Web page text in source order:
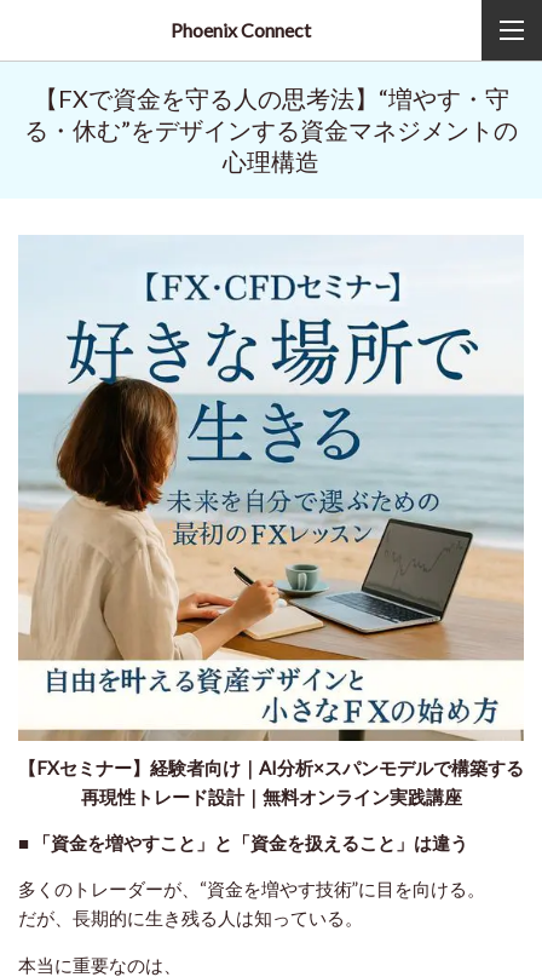
Phoenix Connect
【FXで資金を守る人の思考法】“増やす・守
る・休む”をデザインする資金マネジメントの
心理構造
【FXセミナー】経験者向け｜AI分析×スパンモデルで構築する
再現性トレード設計｜無料オンライン実践講座
■ 「資金を増やすこと」と「資金を扱えること」は違う
多くのトレーダーが、“資金を増やす技術”に目を向ける。
だが、長期的に生き残る人は知っている。
本当に重要なのは、